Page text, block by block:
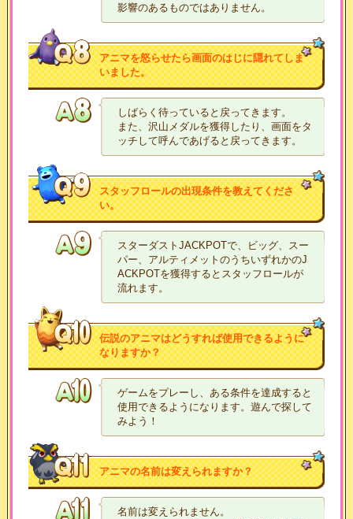
影響のあるものではありません。
アニマを怒らせたら画面のはじに隠れてしま
いました。
しばらく待っていると戻ってきます。
また、沢山メダルを獲得したり、画面をタ
ッチして呼んであげると戻ってきます。
スタッフロールの出現条件を教えてくださ
い。
スターダストJACKPOTで、ビッグ、スー
パー、アルティメットのうちいずれかのJ
ACKPOTを獲得するとスタッフロールが
流れます。
伝説のアニマはどうすれば使用できるように
なりますか？
ゲームをプレーし、ある条件を達成すると
使用できるようになります。遊んで探して
みよう！
アニマの名前は変えられますか？
名前は変えられません。